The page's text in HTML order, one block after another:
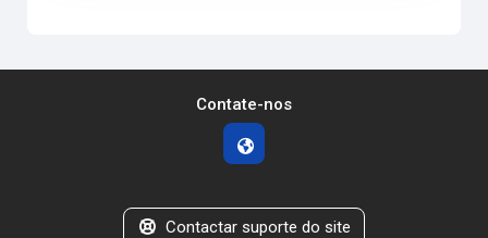
Contate-nos
Contactar suporte do site